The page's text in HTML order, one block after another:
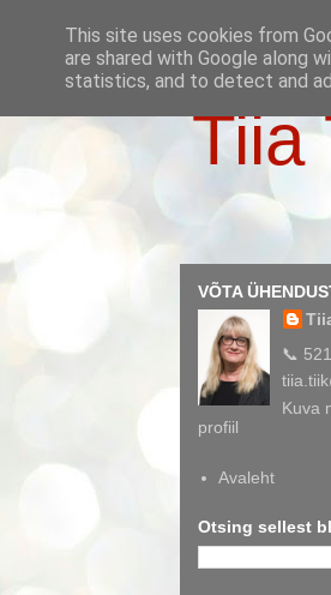
Tiia
VÕTA
📞
Kuva
profiil
Avaleht
Otsing sellest
This site uses cookies from
are shared with Google along
statistics, and to detect and